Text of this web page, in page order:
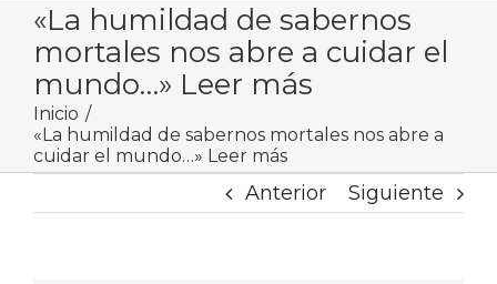
«La humildad de sabernos
mortales nos abre a cuidar el
mundo…» Leer más
Inicio
«La humildad de sabernos mortales nos abre a
cuidar el mundo…» Leer más
Anterior Siguiente